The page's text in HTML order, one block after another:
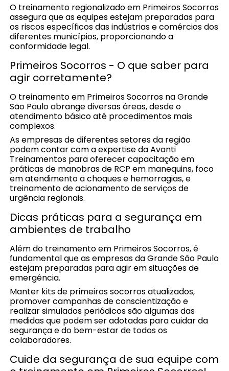
O treinamento regionalizado em Primeiros Socorros
assegura que as equipes estejam preparadas para
os riscos específicos das indústrias e comércios dos
diferentes municípios, proporcionando a
conformidade legal.
Primeiros Socorros - O que saber para
agir corretamente?
O treinamento em Primeiros Socorros na Grande
São Paulo abrange diversas áreas, desde o
atendimento básico até procedimentos mais
complexos.
As empresas de diferentes setores da região
podem contar com a expertise da Avanti
Treinamentos para oferecer capacitação em
práticas de manobras de RCP em manequins, foco
em atendimento a choques e hemorragias, e
treinamento de acionamento de serviços de
urgência regionais.
Dicas práticas para a segurança em
ambientes de trabalho
Além do treinamento em Primeiros Socorros, é
fundamental que as empresas da Grande São Paulo
estejam preparadas para agir em situações de
emergência.
Manter kits de primeiros socorros atualizados,
promover campanhas de conscientização e
realizar simulados periódicos são algumas das
medidas que podem ser adotadas para cuidar da
segurança e do bem-estar de todos os
colaboradores.
Cuide da segurança de sua equipe com